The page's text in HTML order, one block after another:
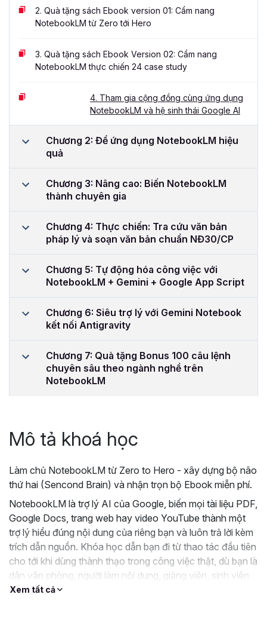
2. Quà tặng sách Ebook version 01: Cẩm nang
NotebookLM từ Zero tới Hero
3. Quà tặng sách Ebook Version 02: Cẩm nang
NotebookLM thực chiến 24 case study
4. Tham gia cộng đồng cùng ứng dụng
NotebookLM và hệ sinh thái Google AI
Chương 2: Để ứng dụng NotebookLM hiệu
quả
Chương 3: Nâng cao: Biến NotebookLM
thành chuyên gia
Chương 4: Thực chiến: Tra cứu văn bản
pháp lý và soạn văn bản chuẩn NĐ30/CP
Chương 5: Tự động hóa công việc với
NotebookLM + Gemini + Google App Script
Chương 6: Siêu trợ lý với Gemini Notebook
kết nối Antigravity
Chương 7: Quà tặng Bonus 100 câu lệnh
chuyên sâu theo ngành nghề trên
NotebookLM
Mô tả khoá học
Làm chủ NotebookLM từ Zero to Hero - xây dựng bộ não
thứ hai (Sencond Brain) và nhận trọn bộ Ebook miễn phí.
NotebookLM là trợ lý AI của Google, biến mọi tài liệu PDF,
Google Docs, trang web hay video YouTube thành một
trợ lý hiểu đúng nội dung của riêng bạn và luôn trả lời kèm
trích dẫn nguồn. Khóa học dẫn bạn đi từ thao tác đầu tiên
cho tới khi dùng thành thạo trong công việc thật, dù bạn là
dân văn phòng, người làm nội dung, giảng viên, sinh viên
hay chủ doanh nghiệp.
Xem tất cả